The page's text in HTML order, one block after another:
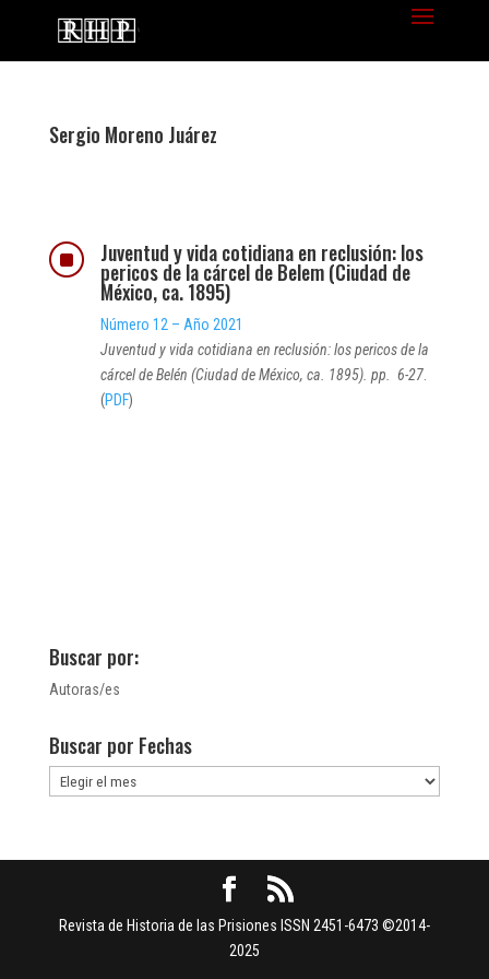
Sergio Moreno Juárez
] Juventud y vida cotidiana en reclusión: los
pericos de la cárcel de Belem (Ciudad de
México, ca. 1895)
Número 12 – Año 2021
Juventud y vida cotidiana en reclusión: los pericos de la
cárcel de Belén (Ciudad de México, ca. 1895). pp. 6-27.
(PDF)
Buscar por:
Autoras/es
Buscar por Fechas
Buscar
por
Revista de Historia de las Prisiones ISSN 2451-6473 ©2014-
2025